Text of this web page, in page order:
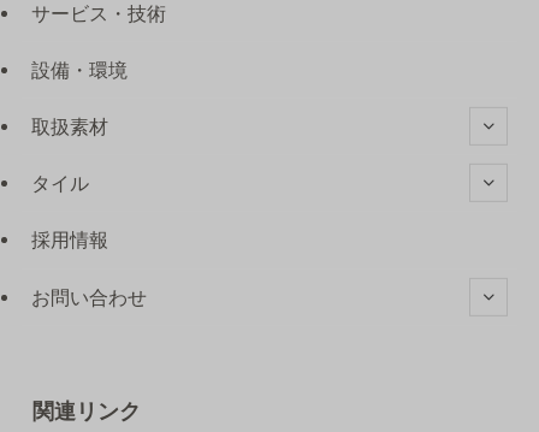
サービス・技術
設備・環境
取扱素材
タイル
採用情報
お問い合わせ
関連リンク